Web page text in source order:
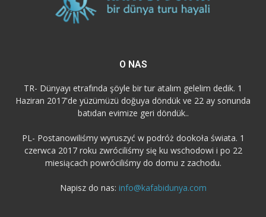
O NAS
TR- Dünyayı etrafında şöyle bir tur atalım gelelim dedik. 1
Haziran 2017'de yüzümüzü doğuya döndük ve 22 ay sonunda
batıdan evimize geri döndük..
PL- Postanowiliśmy wyruszyć w podróż dookoła świata. 1
czerwca 2017 roku zwróciliśmy się ku wschodowi i po 22
miesiącach powróciliśmy do domu z zachodu.
Napisz do nas: info@kafabidunya.com